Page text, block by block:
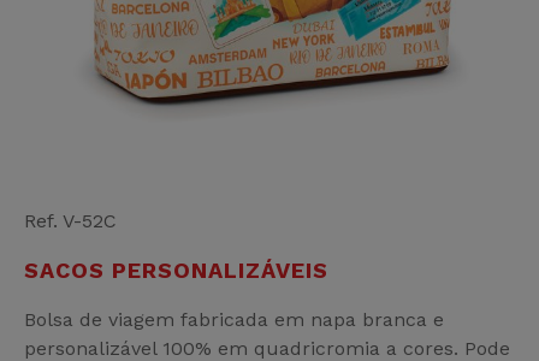
Ref. V-52C
SACOS PERSONALIZÁVEIS
Bolsa de viagem fabricada em napa branca e
personalizável 100% em quadricromia a cores. Pode